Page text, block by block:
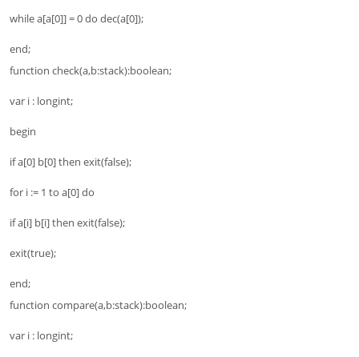
while a[a[0]] = 0 do dec(a[0]);
end;
function check(a,b:stack):boolean;
var i : longint;
begin
if a[0] b[0] then exit(false);
for i := 1 to a[0] do
if a[i] b[i] then exit(false);
exit(true);
end;
function compare(a,b:stack):boolean;
var i : longint;